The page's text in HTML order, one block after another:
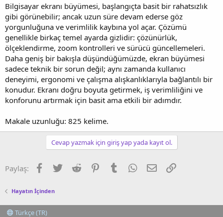
Bilgisayar ekranı büyümesi, başlangıçta basit bir rahatsızlık
gibi görünebilir; ancak uzun süre devam ederse göz
yorgunluğuna ve verimlilik kaybına yol açar. Çözümü
genellikle birkaç temel ayarda gizlidir: çözünürlük,
ölçeklendirme, zoom kontrolleri ve sürücü güncellemeleri.
Daha geniş bir bakışla düşündüğümüzde, ekran büyümesi
sadece teknik bir sorun değil; aynı zamanda kullanıcı
deneyimi, ergonomi ve çalışma alışkanlıklarıyla bağlantılı bir
konudur. Ekranı doğru boyuta getirmek, iş verimliliğini ve
konforunu artırmak için basit ama etkili bir adımdır.
Makale uzunluğu: 825 kelime.
Cevap yazmak için giriş yap yada kayıt ol.
Paylaş: Facebook
TwitterReddit PinterestTumblrWhatsApp
E-postaLink
Hayatın İçinden
Türkçe (TR)